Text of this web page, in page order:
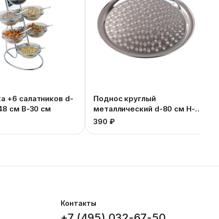
+6 салатников d-
см В-30 см
Поднос круглый
металлический d-80 см Н-5
см
390 ₽
Контакты